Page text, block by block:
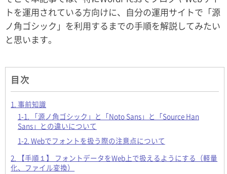
トを運用されている方向けに、自分の運用サイトで「源
ノ角ゴシック」を利用するまでの手順を解説してみたい
と思います。
目次
1. 事前知識
1-1. 「源ノ角ゴシック」と「Noto Sans」と「Source Han
Sans」との違いについて
1-2. Webでフォントを扱う際の注意点について
2. 【手順１】 フォントデータをWeb上で扱えるようにする（軽量
化、ファイル変換）